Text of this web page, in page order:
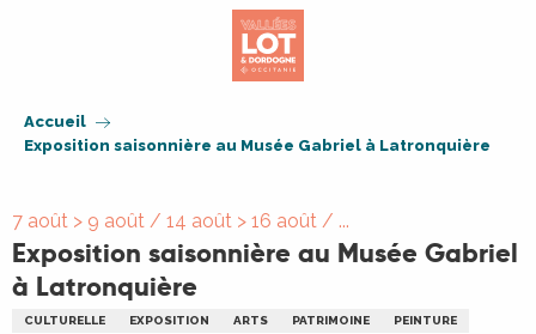
Accueil
Exposition saisonnière au Musée Gabriel à Latronquière
7 août > 9 août / 14 août > 16 août / ...
Exposition saisonnière au Musée Gabriel
à Latronquière
CULTURELLE EXPOSITION ARTS PATRIMOINE PEINTURE